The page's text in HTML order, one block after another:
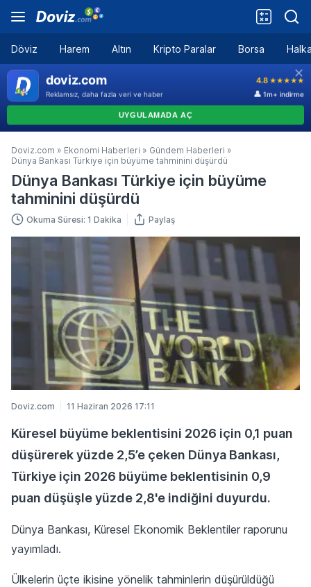
Döviz Harem Altın Kripto Paralar Borsa
Doviz.com » Ekonomi Haberleri » Gündem Haberleri »
Dünya Bankası Türkiye için büyüme tahminini düşürdü
Dünya Bankası Türkiye için büyüme
tahminini düşürdü
Okuma Süresi: 1 Dakika Paylaş
Doviz.com 11 Haziran 2026 17:11
Küresel büyüme beklentisini 2026 için 0,1 puan
düşürerek yüzde 2,5’e çeken Dünya Bankası,
Türkiye için 2026 büyüme beklentisinin 0,9
puan düşüşle yüzde 2,8'e indiğini duyurdu.
Dünya Bankası, Küresel Ekonomik Beklentiler raporunu
yayımladı.
Ülkelerin üçte ikisine yönelik tahminlerin düşürüldüğü